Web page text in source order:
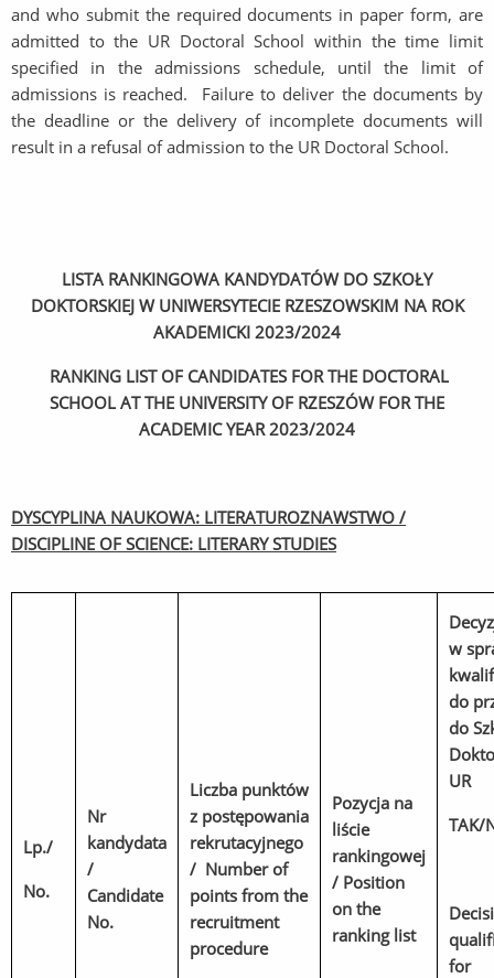
and who submit the required documents in paper form, are
admitted to the UR Doctoral School within the time limit
specified in the admissions schedule, until the limit of
admissions is reached. Failure to deliver the documents by
the deadline or the delivery of incomplete documents will
result in a refusal of admission to the UR Doctoral School.
LISTA RANKINGOWA KANDYDATÓW DO SZKOŁY
DOKTORSKIEJ W UNIWERSYTECIE RZESZOWSKIM NA ROK
AKADEMICKI 2023/2024
RANKING LIST OF CANDIDATES FOR THE DOCTORAL
SCHOOL AT THE UNIVERSITY OF RZESZÓW FOR THE
ACADEMIC YEAR 2023/2024
DYSCYPLINA NAUKOWA: LITERATUROZNAWSTWO /
DISCIPLINE OF SCIENCE: LITERARY STUDIES
Lp./
No.
Nr
kandydata
/
Candidate
No.
Liczba punktów
z postępowania
rekrutacyjnego
/ Number of
points from the
recruitment
procedure
Pozycja na
liście
rankingowej
/ Position
on the
ranking list
w
do
do
UR
TAK/
for